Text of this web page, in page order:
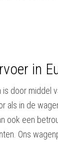
in
door middel
als in de
ook een
Ons